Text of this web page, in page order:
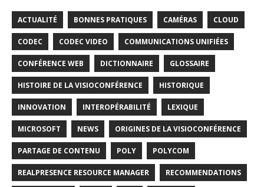
ACTUALITÉ BONNES PRATIQUES CAMÉRAS CLOUD
CODEC CODEC VIDEO COMMUNICATIONS UNIFIÉES
CONFÉRENCE WEB DICTIONNAIRE GLOSSAIRE
HISTOIRE DE LA VISIOCONFÉRENCE HISTORIQUE
INNOVATION INTEROPÉRABILITÉ LEXIQUE
MICROSOFT NEWS ORIGINES DE LA VISIOCONFÉRENCE
PARTAGE DE CONTENU POLY POLYCOM
REALPRESENCE RESOURCE MANAGER RECOMMENDATIONS